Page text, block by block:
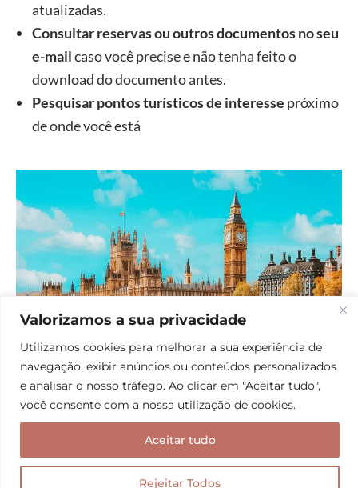
Valorizamos a sua privacidade
Utilizamos cookies para melhorar a sua experiência de
navegação, exibir anúncios ou conteúdos personalizados
e analisar o nosso tráfego. Ao clicar em "Aceitar tudo",
você consente com a nossa utilização de cookies.
Rejeitar Todos
Aceitar tudo
atualizadas.
Consultar reservas ou outros documentos no seu
e-mailcaso você precise e não tenha feito o
download do documento antes.
Pesquisar pontos turísticos de interesse próximo
de onde você está
Ter um chip de internet quando se está fora do país é essencial para uma
viagem mais confortável!
Muita gente deixa para comprar o chip no aeroporto
de Londres por exemplo, mas se você busca por
conforto, praticidade, economia e principalmente